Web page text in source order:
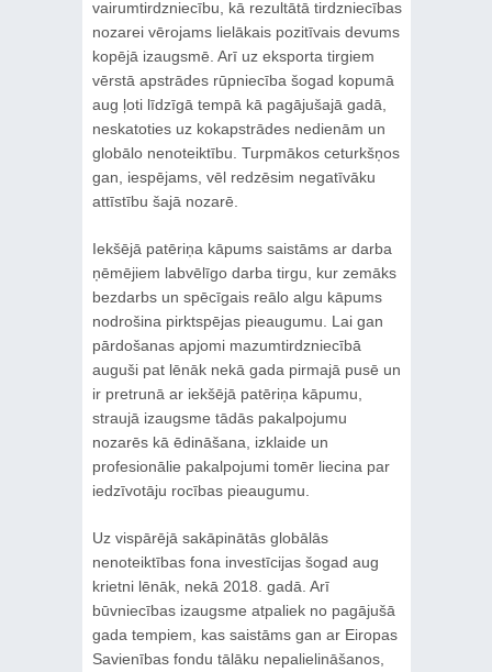
vairumtirdzniecību, kā rezultātā tirdzniecības
nozarei vērojams lielākais pozitīvais devums
kopējā izaugsmē. Arī uz eksporta tirgiem
vērstā apstrādes rūpniecība šogad kopumā
aug ļoti līdzīgā tempā kā pagājušajā gadā,
neskatoties uz kokapstrādes nedienām un
globālo nenoteiktību. Turpmākos ceturkšņos
gan, iespējams, vēl redzēsim negatīvāku
attīstību šajā nozarē.
Iekšējā patēriņa kāpums saistāms ar darba
ņēmējiem labvēlīgo darba tirgu, kur zemāks
bezdarbs un spēcīgais reālo algu kāpums
nodrošina pirktspējas pieaugumu. Lai gan
pārdošanas apjomi mazumtirdzniecībā
auguši pat lēnāk nekā gada pirmajā pusē un
ir pretrunā ar iekšējā patēriņa kāpumu,
straujā izaugsme tādās pakalpojumu
nozarēs kā ēdināšana, izklaide un
profesionālie pakalpojumi tomēr liecina par
iedzīvotāju rocības pieaugumu.
Uz vispārējā sakāpinātās globālās
nenoteiktības fona investīcijas šogad aug
krietni lēnāk, nekā 2018. gadā. Arī
būvniecības izaugsme atpaliek no pagājušā
gada tempiem, kas saistāms gan ar Eiropas
Savienības fondu tālāku nepalielināšanos,